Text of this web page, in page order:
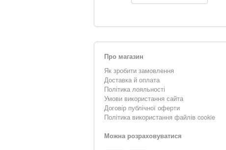
Про магазин
Як зробити замовлення
Доставка й оплата
Політика лояльності
Умови використання сайта
Договір публічної оферти
Політика використання файлів cookie
Можна розраховуватися